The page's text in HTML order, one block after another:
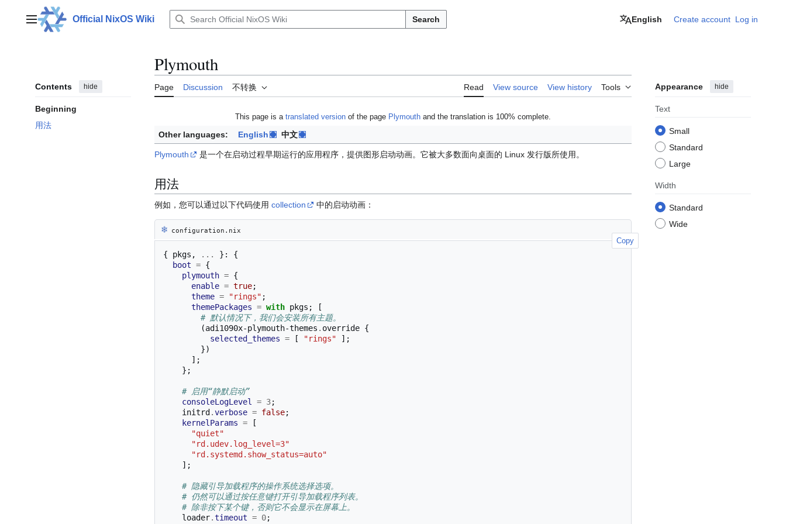
contentMain menuOfficial NixOS Wiki Search English Create account Log in
Contents hide
Beginning
用法
Plymouth
Page Discussion 不转换 Read View source View history Tools Appearance hide
Text
Small
Standard
Large
Width
Standard
Wide
This page is a translated version of the page Plymouth and the translation is 100% complete.
Other languages: English 中文
Plymouth 是一个在启动过程早期运行的应用程序，提供图形启动动画。它被大多数面向桌面的 Linux 发行版所使用。
用法
例如，您可以通过以下代码使用 collection 中的启动动画：
❄︎ configuration.nix
{ pkgs , ... }:
{
boot = {
plymouth = {
enable = true;
theme = "rings" ;
themePackages = with pkgs ;
[
# 默认情况下，我们会安装所有主题。
(adi1090x-plymouth-themes . override {
selected_themes = [ "rings"
];
})
];
};
# 启用“静默启动”
consoleLogLevel = 3;
    initrd
.verbose = false;
kernelParams =
[
"quiet"
"rd.udev.log_level=3"
"rd.systemd.show_status=auto"
];
# 隐藏引导加载程序的操作系统选择选项。
# 仍然可以通过按任意键打开引导加载程序列表。
# 除非按下某个键，否则它不会显示在屏幕上。
    loader
.timeout = 0;
Copy